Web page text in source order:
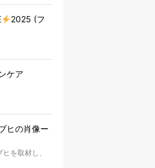
2025 (フ
ケア
ヒの肖像ー
を取材し、